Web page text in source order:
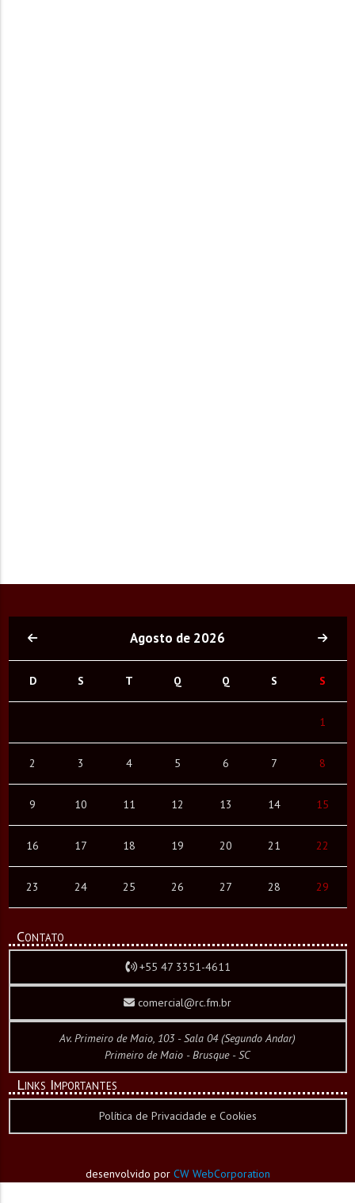
Agosto de 2026
D S T Q Q S S
1
2 3 4 5 6 7 8
9 10 11 12 13 14 15
16 17 18 19 20 21 22
23 24 25 26 27 28 29
Contato
+55 47 3351-4611
comercial@rc.fm.br
Av. Primeiro de Maio, 103 - Sala 04 (Segundo Andar)
Primeiro de Maio - Brusque - SC
Links Importantes
Política de Privacidade e Cookies
desenvolvido por CW WebCorporation